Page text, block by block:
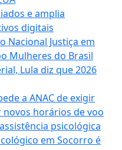
e amplia
digitais
Nacional Justiça em
Mulheres do Brasil
Lula diz que 2026
a ANAC de exigir
horários de voo
psicológica
em Socorro é